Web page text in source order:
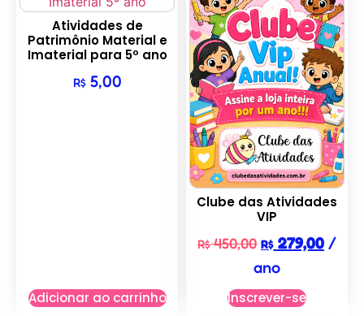
Atividades de
Patrimônio Material e
Imaterial para 5º ano
R$5,00
Adicionar ao carrinho
Clube das Atividades
VIP
R$450,00 R$ 279,00 /
ano
Inscrever-se